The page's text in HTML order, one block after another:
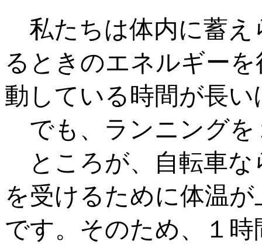
私たちは体内に蓄え
るときのエネルギー
動している時間が長
でも、ランニングを
ところが、自転車な
を受けるために体温
です。そのため、１